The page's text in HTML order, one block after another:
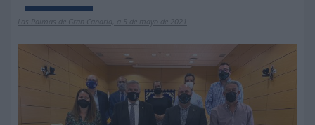
Las Palmas de Gran Canaria, a 5 de mayo de 2021